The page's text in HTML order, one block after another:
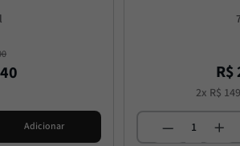
40
Adicionar
R$
2x R$ 149